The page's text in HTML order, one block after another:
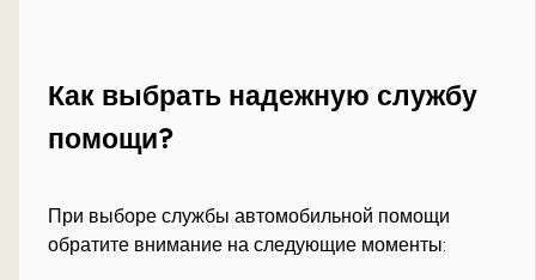
Как выбрать надежную службу
помощи?
При выборе службы автомобильной помощи
обратите внимание на следующие моменты: